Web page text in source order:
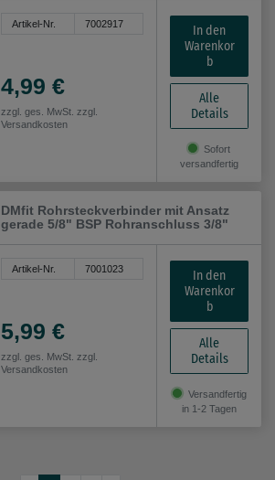
Artikel-Nr. 7002917
4,99 €
zzgl. ges. MwSt. zzgl.
Versandkosten
In den
Warenkor
b
Alle
Details
Sofort
versandfertig
DMfit Rohrsteckverbinder mit Ansatz
gerade 5/8" BSP Rohranschluss 3/8"
Artikel-Nr. 7001023
5,99 €
zzgl. ges. MwSt. zzgl.
Versandkosten
In den
Warenkor
b
Alle
Details
Versandfertig
in 1-2 Tagen